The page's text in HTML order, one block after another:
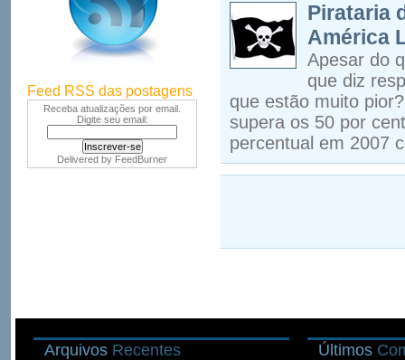
Feed RSS das postagens
Receba atualizações por email.
Digite seu email:
Delivered by FeedBurner
Pirataria
América
Apesar do
que diz
que estão muito
supera os 50 por
percentual em 2007
Arquivos Recentes Últimos